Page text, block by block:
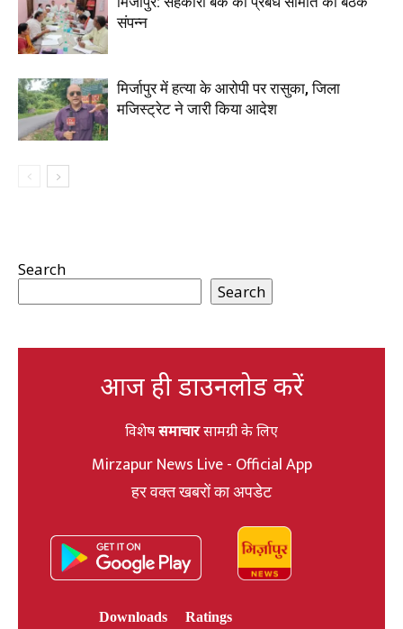
संपन्न
मिर्जापुर में हत्या के आरोपी पर रासुका, जिला
मजिस्ट्रेट ने जारी किया आदेश
Search
Search
आज ही डाउनलोड करें
विशेषसमाचारसामग्री के लिए
Mirzapur News Live - Official App
हर वक्त खबरों का अपडेट
Downloads
Ratings